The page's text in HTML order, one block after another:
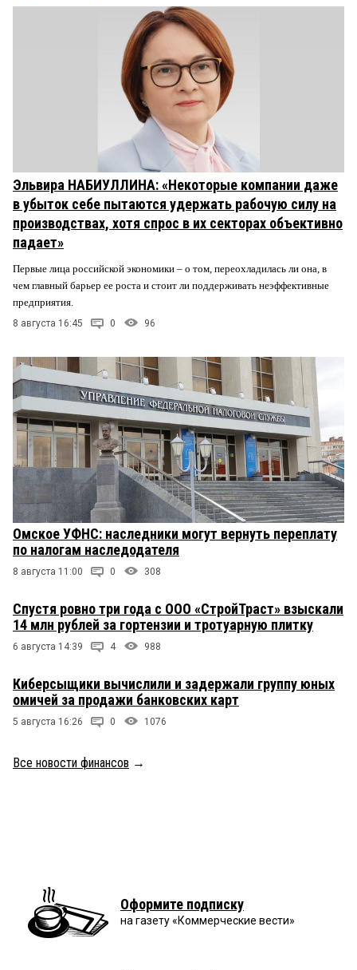
Эльвира НАБИУЛЛИНА: «Некоторые компании даже
в убыток себе пытаются удержать рабочую силу на
производствах, хотя спрос в их секторах объективно
падает»
Первые лица российской экономики – о том, переохладилась ли она, в
чем главный барьер ее роста и стоит ли поддерживать неэффективные
предприятия.
8 августа 16:45 0 96
Омское УФНС: наследники могут вернуть переплату
по налогам наследодателя
8 августа 11:00 0 308
Спустя ровно три года с ООО «СтройТраст» взыскали
14 млн рублей за гортензии и тротуарную плитку
6 августа 14:39 4 988
Киберсыщики вычислили и задержали группу юных
омичей за продажи банковских карт
5 августа 16:26 0 1076
Все новости финансов →
Оформите подписку
на газету «Коммерческие вести»